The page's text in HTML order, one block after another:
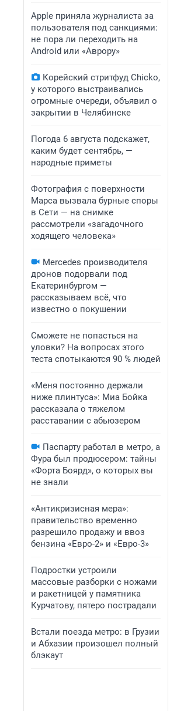
Apple приняла журналиста за
пользователя под санкциями:
не пора ли переходить на
Android или «Аврору»
Корейский стритфуд Chicko,
у которого выстраивались
огромные очереди, объявил о
закрытии в Челябинске
Погода 6 августа подскажет,
каким будет сентябрь, —
народные приметы
Фотография с поверхности
Марса вызвала бурные споры
в Сети — на снимке
рассмотрели «загадочного
ходящего человека»
Mercedes производителя
дронов подорвали под
Екатеринбургом —
рассказываем всё, что
известно о покушении
Сможете не попасться на
уловки? На вопросах этого
теста спотыкаются 90 % людей
«Меня постоянно держали
ниже плинтуса»: Миа Бойка
рассказала о тяжелом
расставании с абьюзером
Паспарту работал в метро, а
Фура был продюсером: тайны
«Форта Боярд», о которых вы
не знали
«Антикризисная мера»:
правительство временно
разрешило продажу и ввоз
бензина «Евро-2» и «Евро-3»
Подростки устроили
массовые разборки с ножами
и ракетницей у памятника
Курчатову, пятеро пострадали
Встали поезда метро: в Грузии
и Абхазии произошел полный
блэкаут